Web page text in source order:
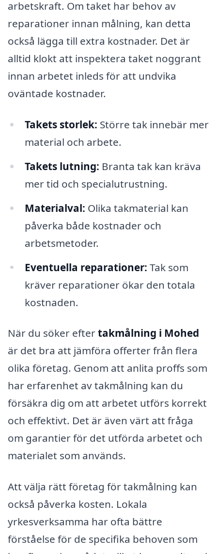
arbetskraft. Om taket har behov av
reparationer innan målning, kan detta
också lägga till extra kostnader. Det är
alltid klokt att inspektera taket noggrant
innan arbetet inleds för att undvika
oväntade kostnader.
Takets storlek: Större tak innebär mer
material och arbete.
Takets lutning: Branta tak kan kräva
mer tid och specialutrustning.
Materialval: Olika takmaterial kan
påverka både kostnader och
arbetsmetoder.
Eventuella reparationer: Tak som
kräver reparationer ökar den totala
kostnaden.
När du söker eftertakmålning i Mohed
är det bra att jämföra offerter från flera
olika företag. Genom att anlita proffs som
har erfarenhet av takmålning kan du
försäkra dig om att arbetet utförs korrekt
och effektivt. Det är även värt att fråga
om garantier för det utförda arbetet och
materialet som används.
Att välja rätt företag för takmålning kan
också påverka kosten. Lokala
yrkesverksamma har ofta bättre
förståelse för de specifika behoven som